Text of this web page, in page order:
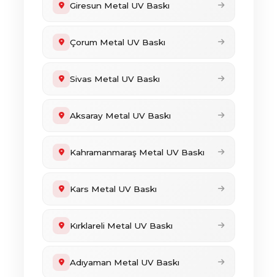
Giresun Metal UV Baskı
Çorum Metal UV Baskı
Sivas Metal UV Baskı
Aksaray Metal UV Baskı
Kahramanmaraş Metal UV Baskı
Kars Metal UV Baskı
Kırklareli Metal UV Baskı
Adıyaman Metal UV Baskı